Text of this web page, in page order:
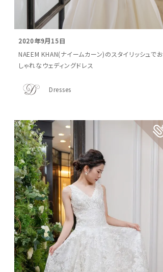
2020年9月15日
NAEEM KHAN(ナイームカーン)のスタイリッシュでお
しゃれなウェディングドレス
Dresses